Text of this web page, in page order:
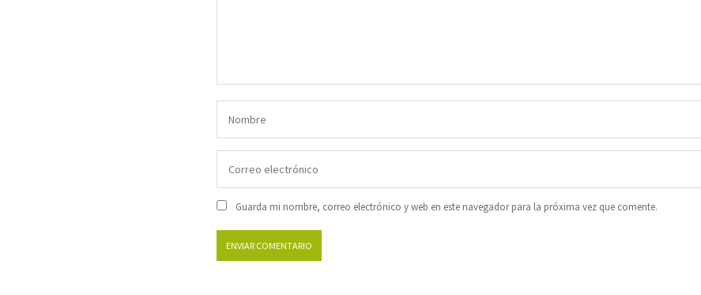
Guarda mi nombre, correo electrónico y web en este navegador para la próxima vez que comente.